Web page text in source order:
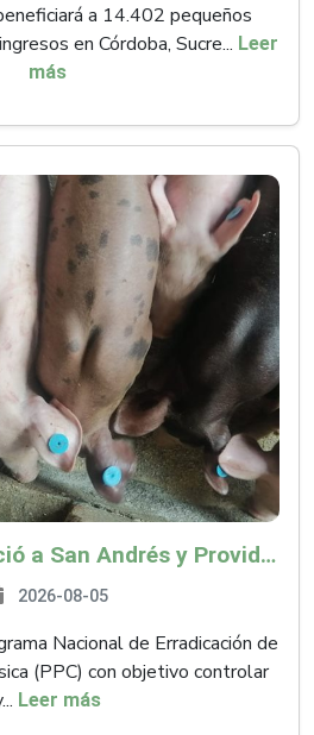
a 14.402 pequeños
en Córdoba, Sucre... Leer
más
La OMSA reconoció a San Andrés y Providencia como zona libre de Peste Porcina Clásica (PPC)
2026-08-05
Nacional de Erradicación de
(PPC) con objetivo controlar
Leer más